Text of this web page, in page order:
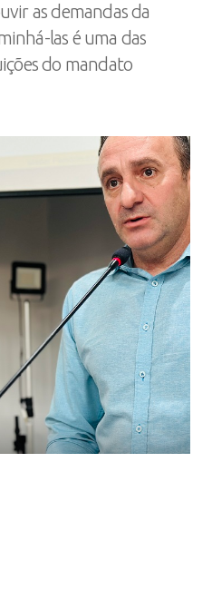
as demandas da
las é uma das
do mandato